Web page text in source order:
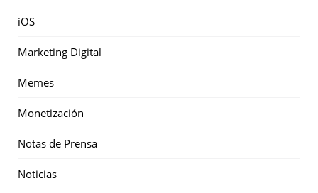
iOS
Marketing Digital
Memes
Monetización
Notas de Prensa
Noticias